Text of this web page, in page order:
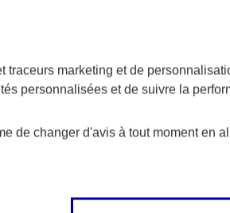
traceurs marketing et de
personnalisées et de suivre la
de changer d'avis à tout moment en